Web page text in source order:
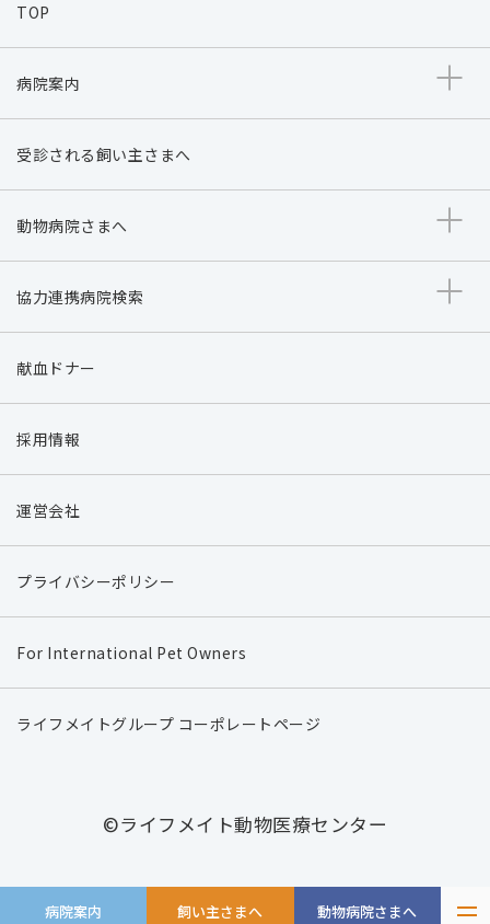
病院案内 飼い主さまへ 動物病院さまへ
TOP
病院案内
受診される飼い主さまへ
動物病院さまへ
協力連携病院検索
献血ドナー
採用情報
運営会社
プライバシーポリシー
For International Pet Owners
ライフメイトグループ コーポレートページ
©ライフメイト動物医療センター